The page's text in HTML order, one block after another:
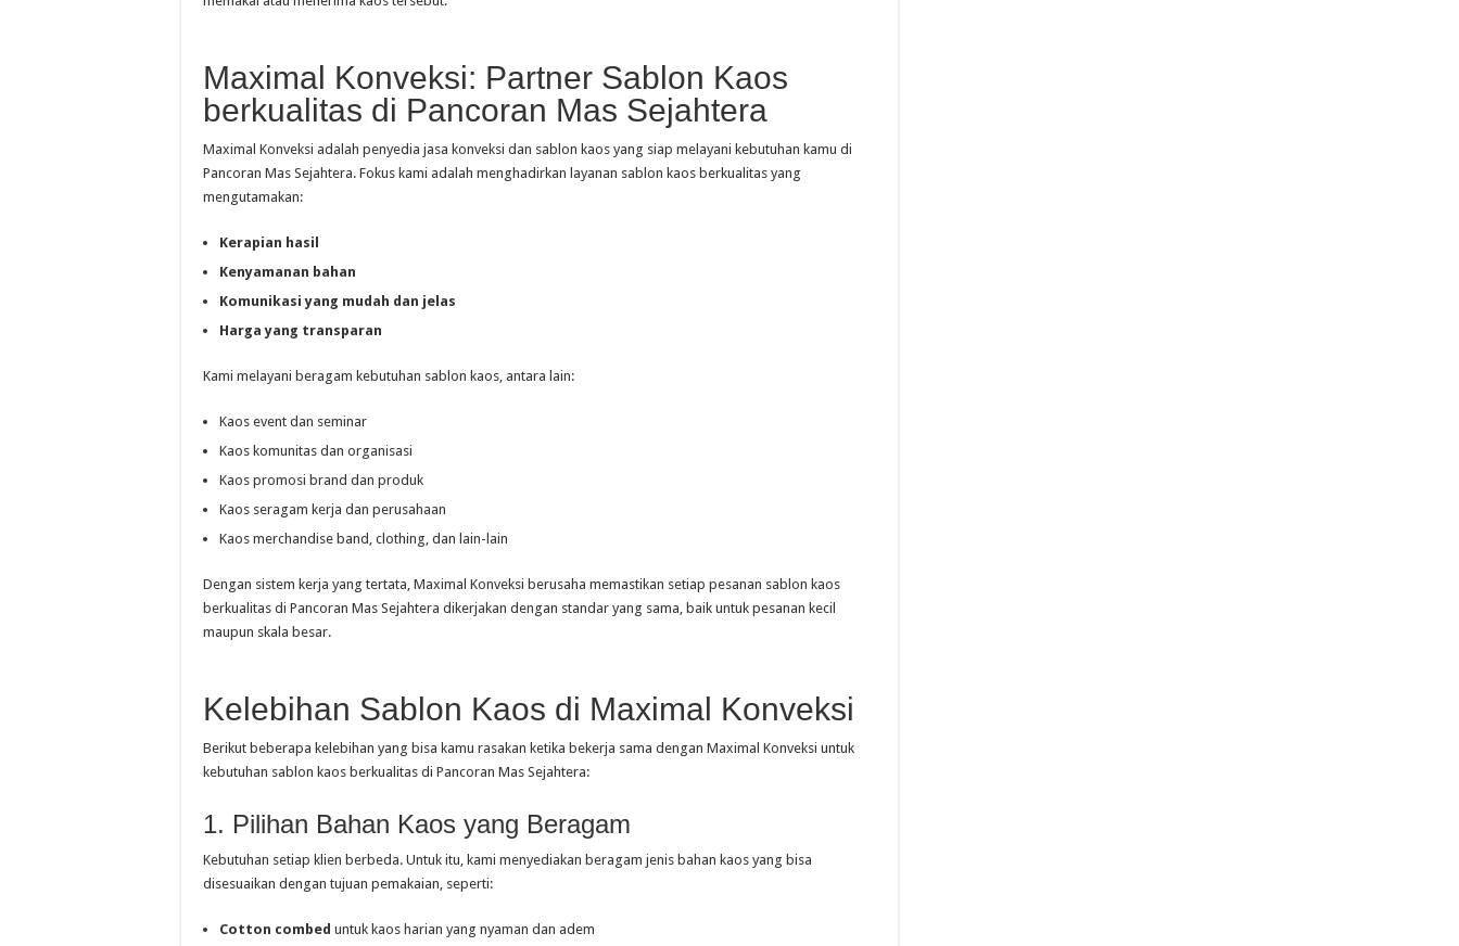
Maximal Konveksi: Partner Sablon Kaos
berkualitas di Pancoran Mas Sejahtera
Maximal Konveksi adalah penyedia jasa konveksi dan sablon kaos yang siap melayani kebutuhan kamu di
Pancoran Mas Sejahtera. Fokus kami adalah menghadirkan layanan sablon kaos berkualitas yang
mengutamakan:
Kerapian hasil
Kenyamanan bahan
Komunikasi yang mudah dan jelas
Harga yang transparan
Kami melayani beragam kebutuhan sablon kaos, antara lain:
Kaos event dan seminar
Kaos komunitas dan organisasi
Kaos promosi brand dan produk
Kaos seragam kerja dan perusahaan
Kaos merchandise band, clothing, dan lain-lain
Dengan sistem kerja yang tertata, Maximal Konveksi berusaha memastikan setiap pesanan sablon kaos
berkualitas di Pancoran Mas Sejahtera dikerjakan dengan standar yang sama, baik untuk pesanan kecil
maupun skala besar.
Kelebihan Sablon Kaos di Maximal Konveksi
Berikut beberapa kelebihan yang bisa kamu rasakan ketika bekerja sama dengan Maximal Konveksi untuk
kebutuhan sablon kaos berkualitas di Pancoran Mas Sejahtera:
1. Pilihan Bahan Kaos yang Beragam
Kebutuhan setiap klien berbeda. Untuk itu, kami menyediakan beragam jenis bahan kaos yang bisa
disesuaikan dengan tujuan pemakaian, seperti:
Cotton combed untuk kaos harian yang nyaman dan adem